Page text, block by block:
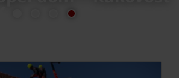
previous